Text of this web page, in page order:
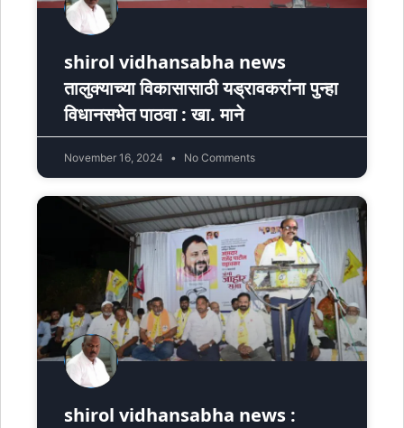
shirol vidhansabha news
तालुक्याच्या विकासासाठी यड्रावकरांना पुन्हा
विधानसभेत पाठवा : खा. माने
November 16, 2024 No Comments
shirol vidhansabha news :